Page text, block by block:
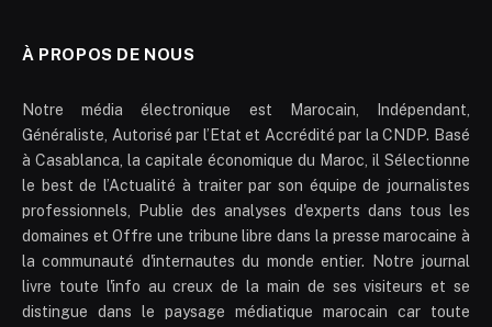
À PROPOS DE NOUS
Notre média électronique est Marocain, Indépendant,
Généraliste, Autorisé par l’Etat et Accrédité par la CNDP. Basé
à Casablanca, la capitale économique du Maroc, il Sélectionne
le best de l’Actualité à traiter par son équipe de journalistes
professionnels, Publie des analyses d'experts dans tous les
domaines et Offre une tribune libre dans la presse marocaine à
la communauté d'internautes du monde entier. Notre journal
livre toute l'info au creux de la main de ses visiteurs et se
distingue dans le paysage médiatique marocain car toute